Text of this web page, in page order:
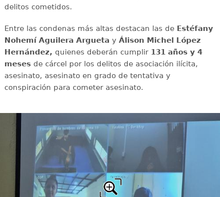
delitos cometidos.
Entre las condenas más altas destacan las de Estéfany
Nohemí Aguilera Argueta y Álison Michel López
Hernández, quienes deberán cumplir 131 años y 4
mesesde cárcel por los delitos de asociación ilícita,
asesinato, asesinato en grado de tentativa y
conspiración para cometer asesinato.